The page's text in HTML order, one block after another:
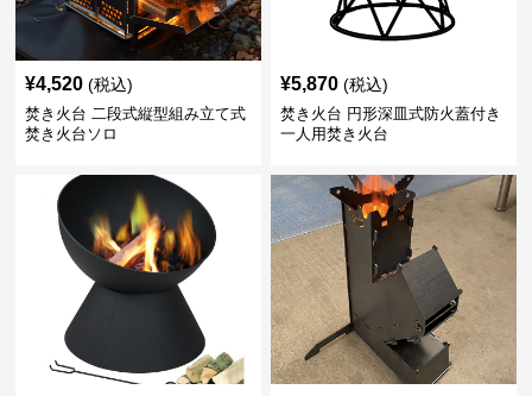
¥4,520 (税込)
焚き火台 二段式縦型組み立て式
焚き火台ソロ
¥5,870 (税込)
焚き火台 円形深皿式防火蓋付き
一人用焚き火台